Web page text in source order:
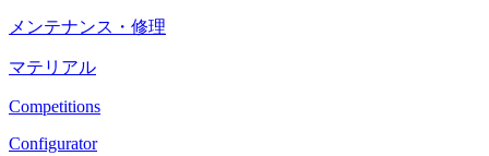
メンテナンス・修理
マテリアル
Competitions
Configurator